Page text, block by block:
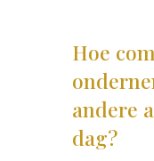
Hoe
andere
dag?